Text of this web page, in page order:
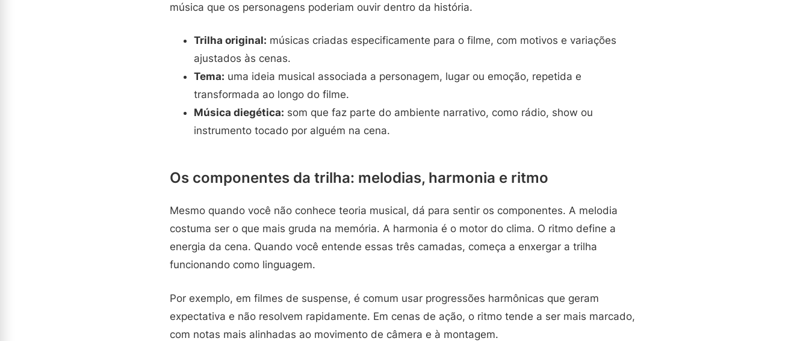
música que os personagens poderiam ouvir dentro da história.
Trilha original: músicas criadas especificamente para o filme, com motivos e variações
ajustados às cenas.
Tema: uma ideia musical associada a personagem, lugar ou emoção, repetida e
transformada ao longo do filme.
Música diegética: som que faz parte do ambiente narrativo, como rádio, show ou
instrumento tocado por alguém na cena.
Os componentes da trilha: melodias, harmonia e ritmo
Mesmo quando você não conhece teoria musical, dá para sentir os componentes. A melodia
costuma ser o que mais gruda na memória. A harmonia é o motor do clima. O ritmo define a
energia da cena. Quando você entende essas três camadas, começa a enxergar a trilha
funcionando como linguagem.
Por exemplo, em filmes de suspense, é comum usar progressões harmônicas que geram
expectativa e não resolvem rapidamente. Em cenas de ação, o ritmo tende a ser mais marcado,
com notas mais alinhadas ao movimento de câmera e à montagem.